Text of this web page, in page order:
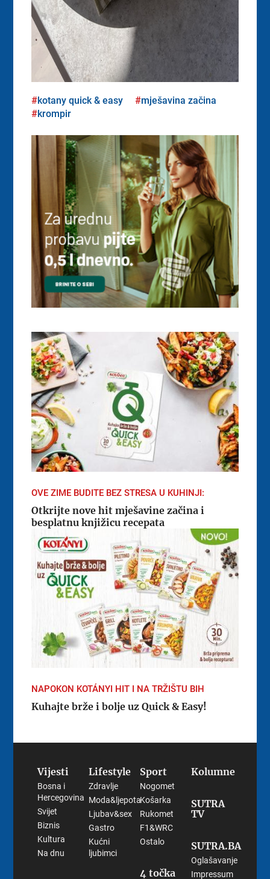
kotany quick & easy
mješavina začina
krompir
OVE ZIME BUDITE BEZ STRESA U KUHINJI:
Otkrijte nove hit mješavine začina i
besplatnu knjižicu recepata
NAPOKON KOTÁNYI HIT I NA TRŽIŠTU BIH
Kuhajte brže i bolje uz Quick & Easy!
Vijesti
Bosna i
Hercegovina
Svijet
Biznis
Kultura
Na dnu
Lifestyle
Zdravlje
Moda&ljepota
Ljubav&sex
Gastro
Kućni
ljubimci
Sport
Nogomet
Košarka
Rukomet
F1&WRC
Ostalo
4 točka
Kolumne
SUTRA
TV
SUTRA.BA
Oglašavanje
Impressum